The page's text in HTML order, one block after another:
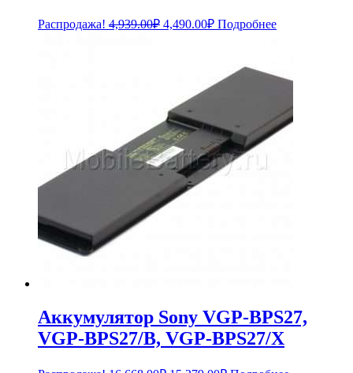
Распродажа! 4,939.00₽ Первоначальная
4,490.00₽Текущая
цена:
Подробнее
Аккумулятор Sony VGP-BPS27,
VGP-BPS27/B, VGP-BPS27/X